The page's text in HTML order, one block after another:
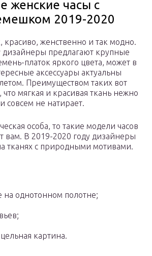
женские часы с
2019-2020
женственно и так модно.
дизайнеры предлагают крупные
платок яркого цвета, может в
аксессуары актуальны
Преимуществом таких вот
мягкая и красивая ткань нежно
совсем не натирает.
особа, то такие модели часов
вам. В 2019-2020 году дизайнеры
тканях с природными мотивами.
на однотонном полотне;
картина.